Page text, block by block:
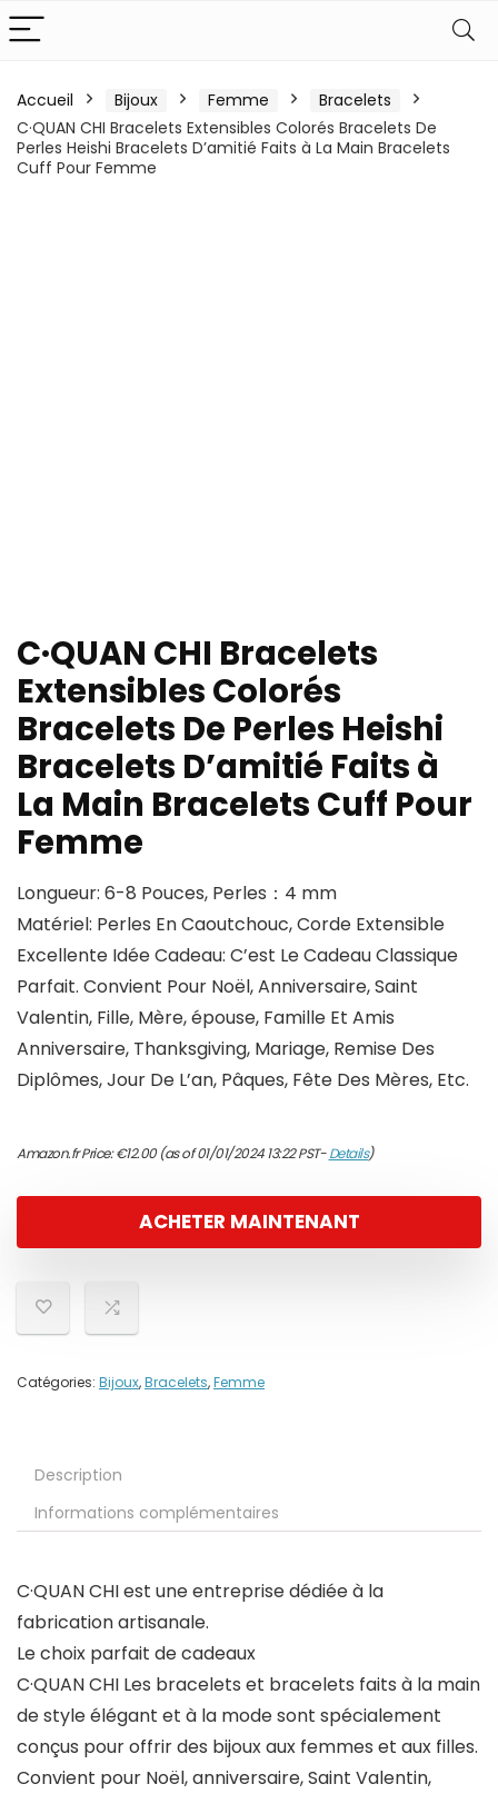
Accueil Bijoux Femme
Bracelets
C·QUAN CHI Bracelets Extensibles Colorés Bracelets De
Perles Heishi Bracelets D’amitié Faits à La Main Bracelets
Cuff Pour Femme
C·QUAN CHI Bracelets
Extensibles Colorés
Bracelets De Perles Heishi
Bracelets D’amitié Faits à
La Main Bracelets Cuff Pour
Femme
Longueur: 6-8 Pouces, Perles：4 mm
Matériel: Perles En Caoutchouc, Corde Extensible
Excellente Idée Cadeau: C’est Le Cadeau Classique
Parfait. Convient Pour Noël, Anniversaire, Saint
Valentin, Fille, Mère, épouse, Famille Et Amis
Anniversaire, Thanksgiving, Mariage, Remise Des
Diplômes, Jour De L’an, Pâques, Fête Des Mères, Etc.
Amazon.fr Price:€12.00(as of 01/01/2024 13:22 PST-Details)
ACHETER MAINTENANT
Catégories: Bijoux,Bracelets,Femme
Description
Informations complémentaires
C·QUAN CHI est une entreprise dédiée à la
fabrication artisanale.
Le choix parfait de cadeaux
C·QUAN CHI Les bracelets et bracelets faits à la main
de style élégant et à la mode sont spécialement
conçus pour offrir des bijoux aux femmes et aux filles.
Convient pour Noël, anniversaire, Saint Valentin,